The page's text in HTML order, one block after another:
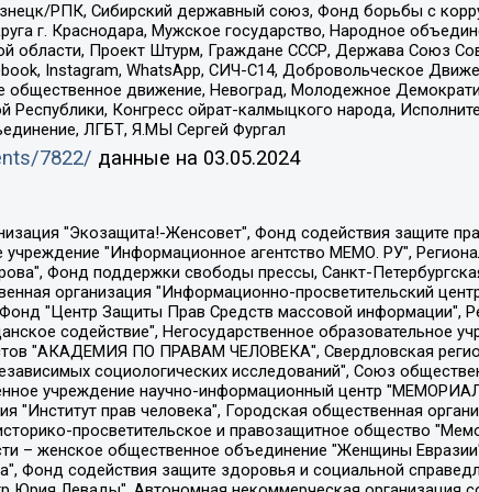
РПК, Сибирский державный союз, Фонд борьбы с
г. Краснодара, Мужское государство, Народное
области, Проект Штурм, Граждане СССР, Держава Союз
Instagram, WhatsApp, СИЧ-С14, Добровольческое
общественное движение, Невоград, Молодежное
Республики, Конгресс ойрат-калмыцкого народа,
ЛГБТ, Я.МЫ Сергей Фургал
7822/ данные на 03.05.2024
против СПИДа", Камалягин Денис Николаевич, Маркелов Сергей Евгеньевич, Пономарев Лев Александрович, Савицкая Людмила Алексеевна, Автономная некоммерческая организация "Центр по работе с проблемой насилия "НАСИЛИЮ.НЕТ", Межрегиональный профессиональный союз работников здравоохранения "Альянс врачей", Юридическое лицо, зарегистрированное в Латвийской Республике, SIA "Medusa Project" (регистрационный номер 40103797863, дата регистрации 10.06.2014), Некоммерческая организация "Фонд по борьбе с коррупцией", Автономная некоммерческая организация "Институт права и публичной политики", Баданин Роман Сергеевич, Гликин Максим Александрович, Железнова Мария Михайловна, Лукьянова Юлия Сергеевна, Маетная Елизавета Витальевна, Маняхин Петр Борисович, Чуракова Ольга Владимировна, Ярош Юлия Петровна, Юридическое лицо "The Insider SIA", зарегистрированное в Риге, Латвийская Республика (дата регистрации 26.06.2015), являющееся администратором доменного имени интернет-издания "The Insider SIA", https://theins.ru, Постернак Алексей Евгеньевич, Рубин Михаил Аркадьевич, Анин Роман Александрович, Юридическое лицо Istories fonds, зарегистрированное в Латвийской Республике (регистрационный номер 50008295751, дата регистрации 24.02.2020), Великовский Дмитрий Александрович, Долинина Ирина Николаевна, Мароховская Алеся Алексеевна, Шлейнов Роман Юрьевич, Шмагун Олеся Валентиновна, Общество с ограниченной ответственностью "Альтаир 2021", Общество с ограниченной ответственностью "Вега 2021", Общество с ограниченной ответственностью "Главный редактор 2021", Общество с ограниченной ответственностью "Ромашки монолит", Важенков Артем Валерьевич, Ивановская областная общественная организация "Центр гендерных исследований", Гурман Юрий Альбертович, Медиапроект "ОВД-Инфо", Егоров Владимир Владимирович, Жилинский Владимир Александрович, Общество с ограниченной ответственностью "ЗП", Иванова София Юрьевна, Карезина Инна Павловна, Кильтау Екатерина Викторовна, Петров Алексей Викторович, Пискунов Сергей Евгеньевич, Смирнов Сергей Сергеевич, Тихонов Михаил Сергеевич, Общество с ограниченной ответственностью "ЖУРНАЛИСТ-ИНОСТРАННЫЙ АГЕНТ", Арапова Галина Юрьевна, Вольтская Татьяна Анатольевна, Американская компания "Mason G.E.S. Anonymous Foundation" (США), являющаяся владельцем интернет-издания https://mnews.world/, Компания "Stichting Bellingcat", зарегистрированная в Нидерландах (дата регистрации 11.07.2018), Захаров Андрей Вячеславович, Клепиковская Екатерина Дмитриевна, Общество с ограниченной ответственностью "МЕМО", Перл Роман Александрович, Симонов Евгений Алексеевич, Соловьева Елена Анатольевна, Сотников Даниил Владимирович, Сурначева Елизавета Дмитриевна, Автономная некоммерческая организация по защите прав человека и информированию населения "Якутия – Наше Мнение", Общество с ограниченной ответственностью "Москоу диджитал медиа", с 26.01.2023 Общество с ограниченной ответственностью "Чайка Белые сады", Ветошкина Валерия Валерьевна, Заговора Максим Александрович, Межрегиональное общественное движение "Российская ЛГБТ - сеть", Оленичев Максим Владимирович, Павлов Иван Юрьевич, Скворцова Елена Сергеевна, Общество с ограниченной ответственностью "Как бы инагент", Кочетков Игорь Викторович, Общество с ограниченной ответственностью "Честные выборы", Еланчик Олег Александрович, Общество с ограниченной ответственностью "Нобелевский призыв", Гималова Регина Эмилевна, Григорьев Андрей Валерьевич, Григорьева Алина Александровна, Ассоциация по содействию защите прав призывников, альтернативнослужащих и военнослужащих "Правозащитная группа